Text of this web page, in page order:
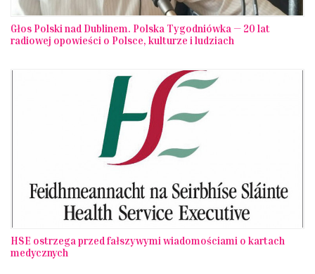
Głos Polski nad Dublinem. Polska Tygodniówka — 20 lat
radiowej opowieści o Polsce, kulturze i ludziach
HSE ostrzega przed fałszywymi wiadomościami o kartach
medycznych